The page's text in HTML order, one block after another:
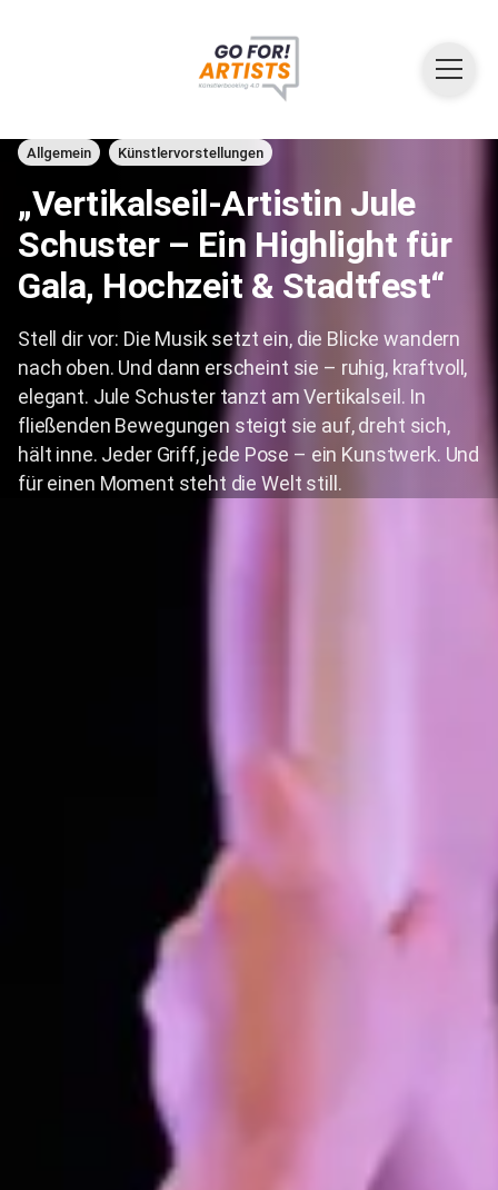
Allgemein Künstlervorstellungen
„Vertikalseil-Artistin Jule
Schuster – Ein Highlight für
Gala, Hochzeit & Stadtfest“
Stell dir vor: Die Musik setzt ein, die Blicke wandern
nach oben. Und dann erscheint sie – ruhig, kraftvoll,
elegant. Jule Schuster tanzt am Vertikalseil. In
fließenden Bewegungen steigt sie auf, dreht sich,
hält inne. Jeder Griff, jede Pose – ein Kunstwerk. Und
für einen Moment steht die Welt still.